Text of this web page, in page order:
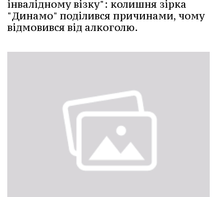
інвалідному візку": колишня зірка
"Динамо" поділився причинами, чому
відмовився від алкоголю.